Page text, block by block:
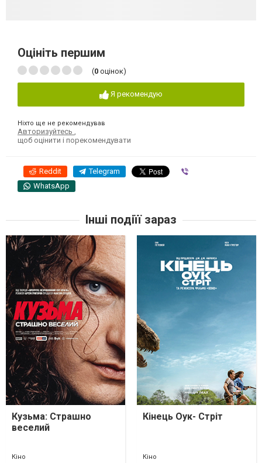
Оцініть першим
(0 оцінок)
Я рекомендую
Ніхто ще не рекомендував
Авторизуйтесь
щоб оцінити і порекомендувати
Reddit Telegram
WhatsApp
Інші подіїї зараз
Кузьма: Страшно
веселий
Кіно
Кінець Оук- Стріт
Кіно